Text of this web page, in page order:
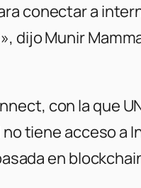
conectar a
dijo Munir
, con la que
no tiene acceso
en